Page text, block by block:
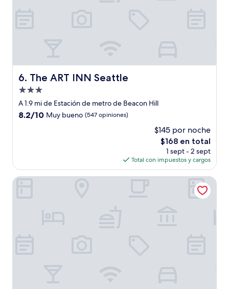
6. The ART INN Seattle
The ART INN Seattle
Propiedad
de
3.0
A 1.9 mi de Estación de metro de Beacon Hill
8.2
opiniones)
8.2/10 Muy bueno (547 opiniones)
$145 por noche
El
precio
actual
es
de
$168 en total
1 sept - 2 sept
Total con impuestos y cargos
Lotte Hotel Seattle